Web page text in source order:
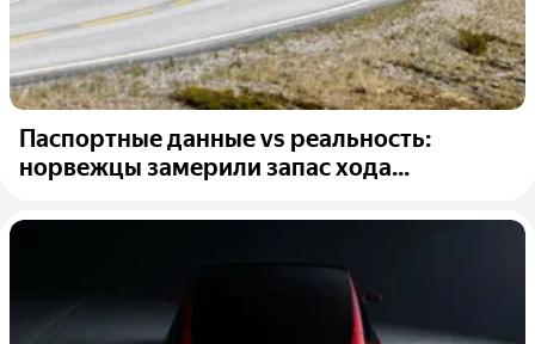
Паспортные данные vs реальность:
норвежцы замерили запас хода...